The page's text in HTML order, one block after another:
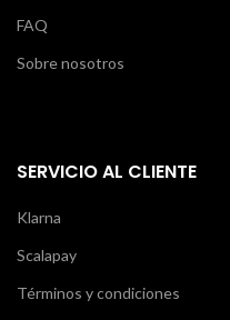
FAQ
Sobre nosotros
SERVICIO AL CLIENTE
Klarna
Scalapay
Términos y condiciones